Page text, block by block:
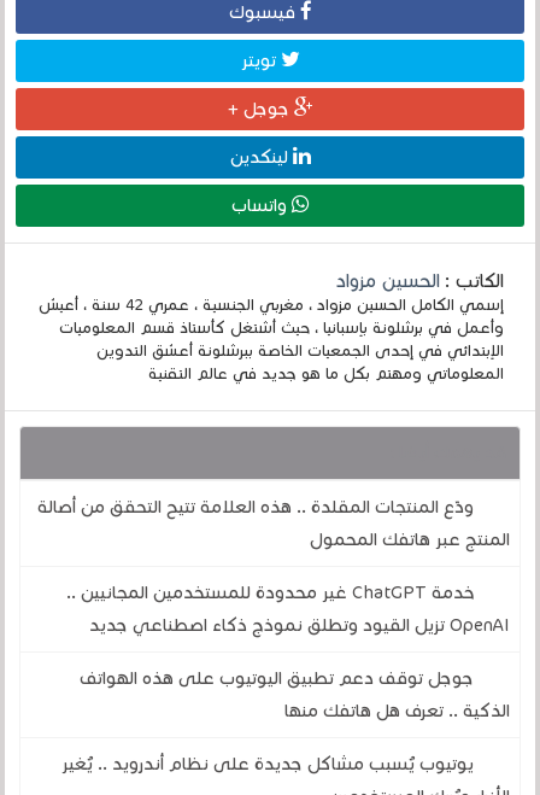
فيسبوك
تويتر
جوجل +
لينكدين
واتساب
الكاتب :الحسين مزواد
إسمي الكامل الحسين مزواد ، مغربي الجنسية ، عمري 42 سنة ، أعيش
وأعمل في برشلونة بإسبانيا ، حيث أشتغل كأستاذ قسم المعلوميات
الإبتدائي في إحدى الجمعيات الخاصة ببرشلونة أعشق التدوين
المعلوماتي ومهتم بكل ما هو جديد في عالم التقنية
ودّع المنتجات المقلدة .. هذه العلامة تتيح التحقق من أصالة
المنتج عبر هاتفك المحمول
خدمة ChatGPT غير محدودة للمستخدمين المجانيين ..
OpenAI تزيل القيود وتطلق نموذج ذكاء اصطناعي جديد
جوجل توقف دعم تطبيق اليوتيوب على هذه الهواتف
الذكية .. تعرف هل هاتفك منها
يوتيوب يُسبب مشاكل جديدة على نظام أندرويد .. يُغير